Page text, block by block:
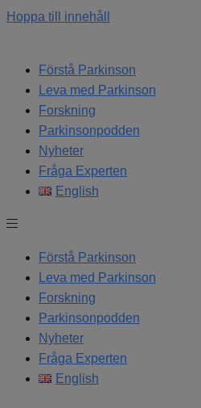
Hoppa till innehåll
Förstå Parkinson
Leva med Parkinson
Forskning
Parkinsonpodden
Nyheter
Fråga Experten
English
Förstå Parkinson
Leva med Parkinson
Forskning
Parkinsonpodden
Nyheter
Fråga Experten
English